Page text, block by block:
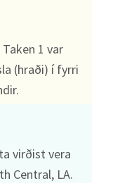
1 var
(hraði) í fyrri
virðist vera
Central, LA.